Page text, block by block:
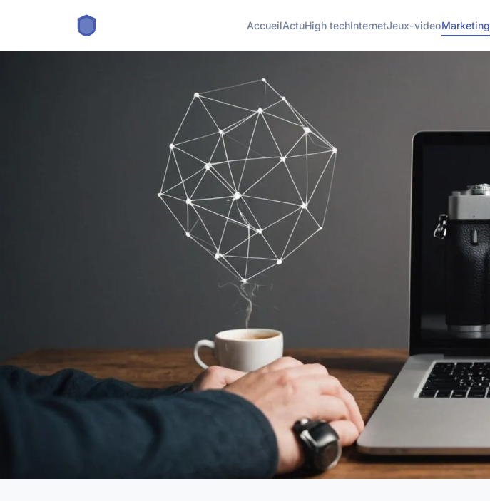
AccueilActuHigh techInternetJeux-videoMarketing